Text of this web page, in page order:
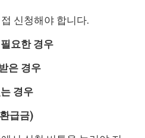
신청해야 합니다.
요한 경우
은 경우
경우
급금)